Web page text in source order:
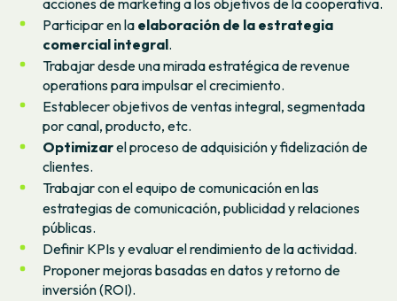
Participar en la elaboración de la estrategia
comercial integral.
Trabajar desde una mirada estratégica de revenue
operations para impulsar el crecimiento.
Establecer objetivos de ventas integral, segmentada
por canal, producto, etc.
Optimizarel proceso de adquisición y fidelización de
clientes.
Trabajar con el equipo de comunicación en las
estrategias de comunicación, publicidad y relaciones
públicas.
Definir KPIs y evaluar el rendimiento de la actividad.
Proponer mejoras basadas en datos y retorno de
inversión (ROI).